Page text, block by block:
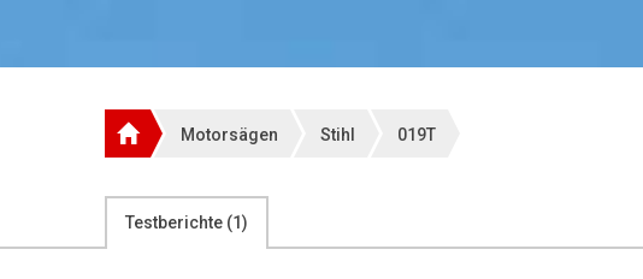
Motorsägen Stihl 019T
Testberichte (1)